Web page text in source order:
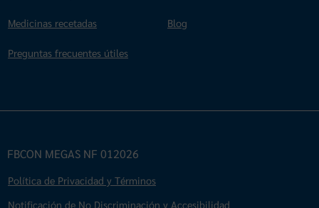
Medicinas recetadas
Preguntas frecuentes útiles
Blog
FBCON MEGAS NF 012026
Política de Privacidad y Términos
Notificación de No Discriminación y Accesibilidad